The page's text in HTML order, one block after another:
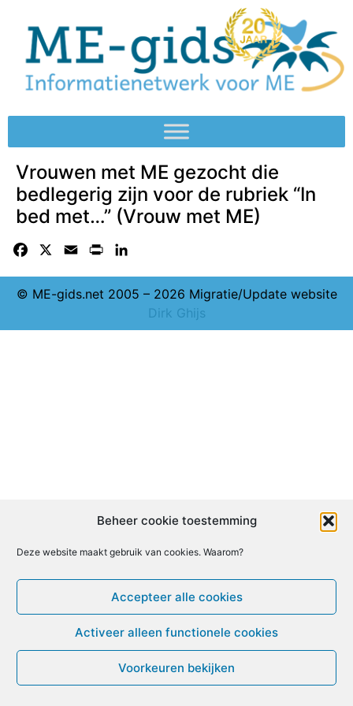
Beheer cookie toestemming
Deze website maakt gebruik van cookies. Waarom?
Accepteer alle cookies
Activeer alleen functionele cookies
Voorkeuren bekijken
Vrouwen met ME gezocht die
bedlegerig zijn voor de rubriek “In
bed met…” (Vrouw met ME)
Facebook Email Print
© ME-gids.net 2005 – 2026 Migratie/Update website
Dirk Ghijs